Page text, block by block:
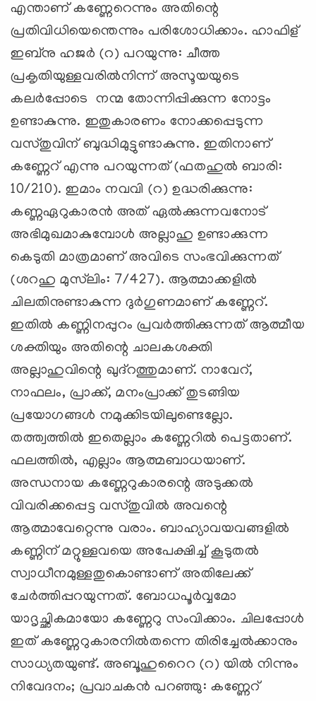
എന്താണ് കണ്ണേറെന്നും അതിന്റെ
പ്രതിവിധിയെന്തെന്നും പരിശോധിക്കാം. ഹാഫിള്
ഇബ്‌നു ഹജര്‍ (റ) പറയുന്നു: ചീത്ത
പ്രകൃതിയുള്ളവരില്‍നിന്ന് അസൂയയുടെ
കലര്‍പ്പോടെ നന്മ തോന്നിപ്പിക്കുന്ന നോട്ടം
ഉണ്ടാകുന്നു. ഇതുകാരണം നോക്കപ്പെടുന്ന
വസ്തുവിന് ബുദ്ധിമുട്ടുണ്ടാകുന്നു. ഇതിനാണ്
കണ്ണേറ് എന്നു പറയുന്നത് (ഫതഹുല്‍ ബാരി:
10/210). ഇമാം നവവി (റ) ഉദ്ധരിക്കുന്നു:
കണ്ണഏറുകാരന്‍ അത് ഏല്‍ക്കുന്നവനോട്
അഭിമുഖമാകുമ്പോള്‍ അല്ലാഹു ഉണ്ടാക്കുന്ന
കെടുതി മാത്രമാണ് അവിടെ സംഭവിക്കുന്നത്
(ശറഹു മുസ്‌ലിം: 7/427). ആത്മാക്കളില്‍
ചിലതിനുണ്ടാകുന്ന ദുര്‍ഗുണമാണ് കണ്ണേറ്.
ഇതില്‍ കണ്ണിനപ്പുറം പ്രവര്‍ത്തിക്കുന്നത് ആത്മീയ
ശക്തിയും അതിന്റെ ചാലകശക്തി
അല്ലാഹുവിന്റെ ഖുദ്‌റത്തുമാണ്. നാവേറ്,
നാഫലം, പ്രാക്ക്, മനംപ്രാക്ക് തുടങ്ങിയ
പ്രയോഗങ്ങള്‍ നമുക്കിടയിലുണ്ടെല്ലോ.
തത്ത്വത്തില്‍ ഇതെല്ലാം കണ്ണേറില്‍ പെട്ടതാണ്.
ഫലത്തില്‍, എല്ലാം ആത്മബാധയാണ്.
അന്ധനായ കണ്ണേറുകാരന്റെ അടുക്കല്‍
വിവരിക്കപ്പെട്ട വസ്തുവില്‍ അവന്റെ
ആത്മാവേറ്റെന്നു വരാം. ബാഹ്യാവയവങ്ങളില്‍
കണ്ണിന് മറ്റുള്ളവയെ അപേക്ഷിച്ച് കൂടുതല്‍
സ്വാധീനമുള്ളതുകൊണ്ടാണ് അതിലേക്ക്
ചേര്‍ത്തിപ്പറയുന്നത്. ബോധപൂര്‍വ്വമോ
യാദൃച്ഛികമായോ കണ്ണേറു സംവിക്കാം. ചിലപ്പോള്‍
ഇത് കണ്ണേറുകാരനില്‍തന്നെ തിരിച്ചേല്‍ക്കാനും
സാധ്യതയുണ്ട്. അബൂഹുറൈറ (റ) യില്‍ നിന്നും
നിവേദനം; പ്രവാചകന്‍ പറഞ്ഞു: കണ്ണേറ്